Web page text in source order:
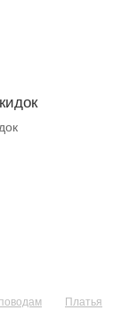
Платья